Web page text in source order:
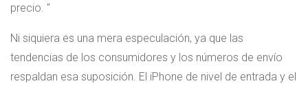
precio.
Ni siquiera es una mera especulación, ya que las
tendencias de los consumidores y los números de envío
respaldan esa suposición. El iPhone de nivel de entrada y el